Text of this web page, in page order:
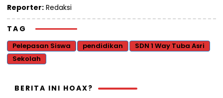
Reporter: Redaksi
TAG
Pelepasan Siswa pendidikan
SDN 1 Way Tuba Asri
Sekolah
BERITA INI HOAX?